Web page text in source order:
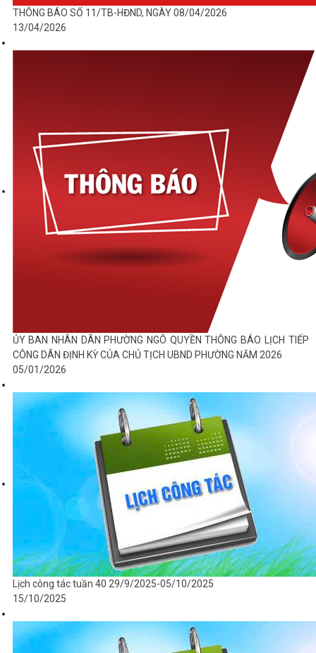
THÔNG BÁO SỐ 11/TB-HĐND, NGÀY 08/04/2026
13/04/2026
ỦY BAN NHÂN DÂN PHƯỜNG NGÔ QUYỀN THÔNG BÁO LỊCH TIẾP
CÔNG DÂN ĐỊNH KỲ CỦA CHỦ TỊCH UBND PHƯỜNG NĂM 2026
05/01/2026
Lịch công tác tuần 40 29/9/2025-05/10/2025
15/10/2025